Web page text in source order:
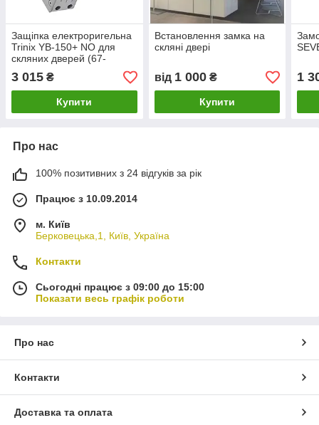
Защіпка електроригельна
Trinix YB-150+ NO для
скляних дверей (67-
00014)
3 015 ₴
Купити
Встановлення замка на
скляні двері
від 1 000₴
Купити
1
Про нас
100% позитивних з 24 відгуків за рік
Працює з 10.09.2014
м. Київ
Берковецька,1, Київ, Україна
Контакти
Сьогодні працює з 09:00 до 15:00
Показати весь графік роботи
Про нас
Контакти
Доставка та оплата